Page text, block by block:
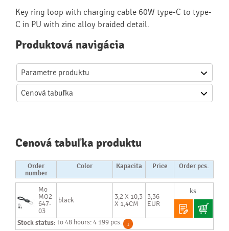
Key ring loop with charging cable 60W type-C to type-
C in PU with zinc alloy braided detail.
Produktová navigácia
Parametre produktu
Cenová tabuľka
Cenová tabuľka produktu
Order
number
Color Kapacita Price Order pcs.
Mo
MO2
647-
03
black
3,2 X 10,3
X 1,4CM
3,36
EUR
Stock status: to 48 hours: 4 199 pcs.